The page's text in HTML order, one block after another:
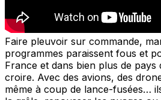
Faire pleuvoir sur commande,
programmes paraissent fous et
France et dans bien plus de
croire. Avec des avions, des
même à coup de lance-fusées…